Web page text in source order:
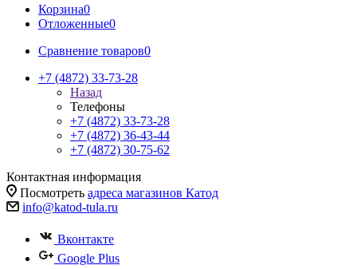
Корзина0
Отложенные0
Сравнение товаров0
+7 (4872) 33-73-28
Назад
Телефоны
+7 (4872) 33-73-28
+7 (4872) 36-43-44
+7 (4872) 30-75-62
Контактная информация
Посмотреть адреса магазинов Катод
info@katod-tula.ru
Вконтакте
Google Plus